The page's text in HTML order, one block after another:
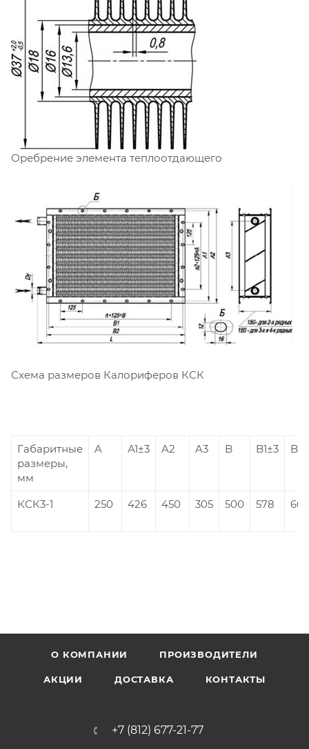
Оребрение элемента теплоотдающего
Схема размеров Калориферов КСК
Габаритные
размеры,
мм
A А1±3 A2 A3 B B1±3 B2
КСК3-1 250 426 450 305 500 578 602
О КОМПАНИИ ПРОИЗВОДИТЕЛИ
АКЦИИ ДОСТАВКА КОНТАКТЫ
+7 (812) 677-21-77